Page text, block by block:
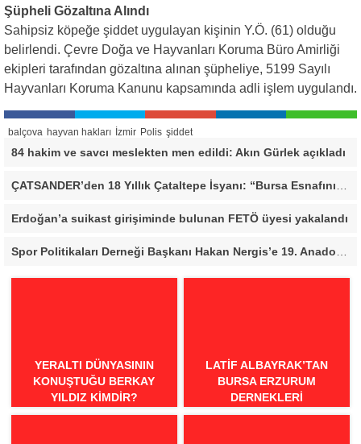
Şüpheli Gözaltına Alındı
Sahipsiz köpeğe şiddet uygulayan kişinin Y.Ö. (61) olduğu
belirlendi. Çevre Doğa ve Hayvanları Koruma Büro Amirliği
ekipleri tarafından gözaltına alınan şüpheliye, 5199 Sayılı
Hayvanları Koruma Kanunu kapsamında adli işlem uygulandı.
balçova hayvan hakları İzmir Polis şiddet
84 hakim ve savcı meslekten men edildi: Akın Gürlek açıkladı
Erdoğan’a suikast girişiminde bulunan FETÖ üyesi yakalandı
YERALTI DÜNYASININ
KONUŞTUĞU BERKAY
YILDIZ KIMDIR?
LATIF ALBAYRAK’TAN
BURSA ERZURUM
DERNEKLERI
FEDERASYONU İÇIN 25